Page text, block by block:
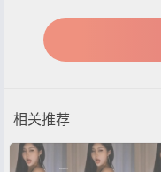
相关推荐